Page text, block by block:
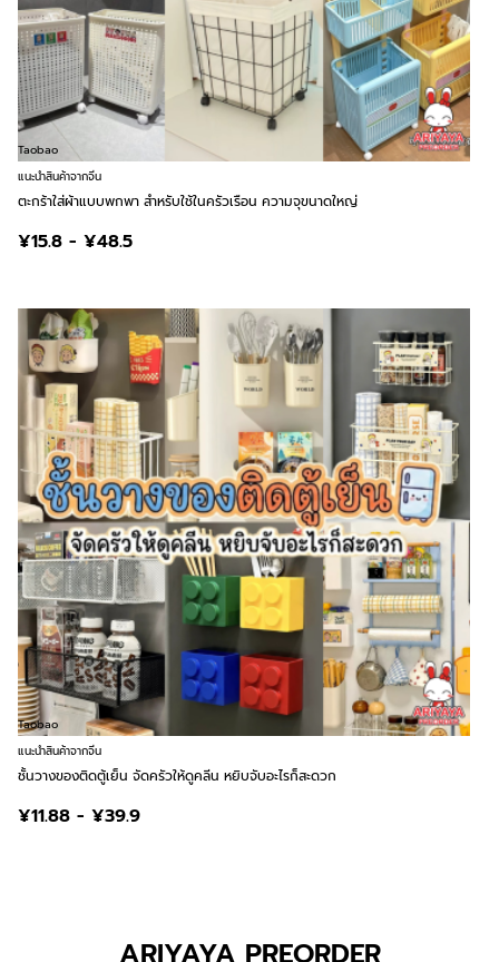
Taobao
แนะนำสินค้าจากจีน
ตะกร้าใส่ผ้าแบบพกพา สำหรับใช้ในครัวเรือน ความจุขนาดใหญ่
¥15.8 - ¥48.5
Taobao
แนะนำสินค้าจากจีน
ชั้นวางของติดตู้เย็น จัดครัวให้ดูคลีน หยิบจับอะไรก็สะดวก
¥11.88 - ¥39.9